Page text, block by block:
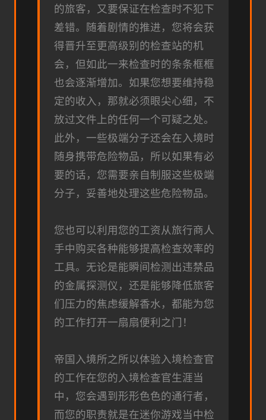
的旅客，又要保证在检查时不犯下
差错。随着剧情的推进，您将会获
得晋升至更高级别的检查站的机
会，但如此一来检查时的条条框框
也会逐渐增加。如果您想要维持稳
定的收入，那就必须眼尖心细，不
放过文件上的任何一个可疑之处。
此外，一些极端分子还会在入境时
随身携带危险物品，所以如果有必
要的话，您需要亲自制服这些极端
分子，妥善地处理这些危险物品。
您也可以利用您的工资从旅行商人
手中购买各种能够提高检查效率的
工具。无论是能瞬间检测出违禁品
的金属探测仪，还是能够降低旅客
们压力的焦虑缓解香水，都能为您
的工作打开一扇扇便利之门！
帝国入境所之所以体验入境检查官
的工作在您的入境检查官生涯当
中，您会遇到形形色色的通行者，
而您的职责就是在迷你游戏当中检